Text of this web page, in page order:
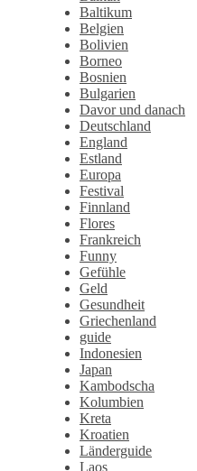
Baltikum
Belgien
Bolivien
Borneo
Bosnien
Bulgarien
Davor und danach
Deutschland
England
Estland
Europa
Festival
Finnland
Flores
Frankreich
Funny
Gefühle
Geld
Gesundheit
Griechenland
guide
Indonesien
Japan
Kambodscha
Kolumbien
Kreta
Kroatien
Länderguide
Laos